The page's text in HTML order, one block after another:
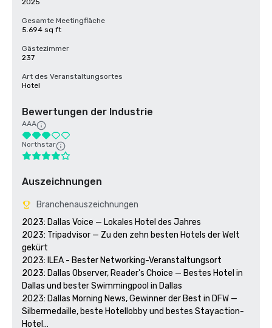
2025
Gesamte Meetingfläche
5.694 sq ft
Gästezimmer
237
Art des Veranstaltungsortes
Hotel
Bewertungen der Industrie
AAA
Northstar
Auszeichnungen
Branchenauszeichnungen
2023: Dallas Voice — Lokales Hotel des Jahres
2023: Tripadvisor — Zu den zehn besten Hotels der Welt
gekürt
2023: ILEA - Bester Networking-Veranstaltungsort
2023: Dallas Observer, Reader's Choice — Bestes Hotel in
Dallas und bester Swimmingpool in Dallas
2023: Dallas Morning News, Gewinner der Best in DFW —
Silbermedaille, beste Hotellobby und bestes Stayaction-
Hotel